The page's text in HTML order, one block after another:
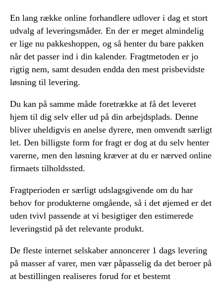
En lang række online forhandlere udlover i dag et stort
udvalg af leveringsmåder. En der er meget almindelig
er lige nu pakkeshoppen, og så henter du bare pakken
når det passer ind i din kalender. Fragtmetoden er jo
rigtig nem, samt desuden endda den mest prisbevidste
løsning til levering.
Du kan på samme måde foretrække at få det leveret
hjem til dig selv eller ud på din arbejdsplads. Denne
bliver uheldigvis en anelse dyrere, men omvendt særligt
let. Den billigste form for fragt er dog at du selv henter
varerne, men den løsning kræver at du er nærved online
firmaets tilholdssted.
Fragtperioden er særligt udslagsgivende om du har
behov for produkterne omgående, så i det øjemed er det
uden tvivl passende at vi besigtiger den estimerede
leveringstid på det relevante produkt.
De fleste internet selskaber annoncerer 1 dags levering
på masser af varer, men vær påpasselig da det beroer på
at bestillingen realiseres forud for et bestemt